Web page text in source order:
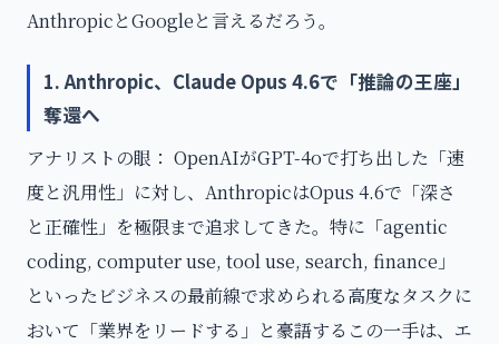
AnthropicとGoogleと言えるだろう。
1. Anthropic、Claude Opus 4.6で「推論の王座」
奪還へ
アナリストの眼： OpenAIがGPT-4oで打ち出した「速
度と汎用性」に対し、AnthropicはOpus 4.6で「深さ
と正確性」を極限まで追求してきた。特に「agentic
coding, computer use, tool use, search, finance」
といったビジネスの最前線で求められる高度なタスクに
おいて「業界をリードする」と豪語するこの一手は、エ